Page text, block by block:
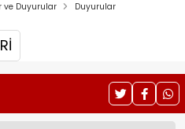
ve Duyurular Duyurular